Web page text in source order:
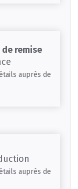
de remise
auprès de
auprès de